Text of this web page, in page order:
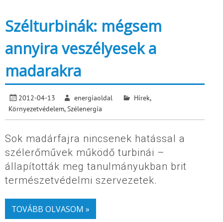
Szélturbinák: mégsem
annyira veszélyesek a
madarakra
2012-04-13 energiaoldal Hírek,
Környezetvédelem, Szélenergia
Sok madárfajra nincsenek hatással a
szélerőművek működő turbinái –
állapították meg tanulmányukban brit
természetvédelmi szervezetek.
TOVÁBB OLVASOM »